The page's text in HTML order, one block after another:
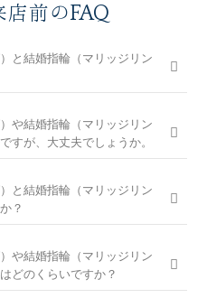
店前のFAQ
と結婚指輪（マリッジリン
ージャスまで、豊富なラインナ
プションを組み合わせると数万
を叶える婚約指輪と結婚指輪を
のは一部の商品です。
グはこちら
や結婚指輪（マリッジリン
すが、大丈夫でしょうか。
やライフスタイル、ご予算等を
ザインをご提案させていただき
座ダイヤモンドシライシだから
と好きを同時に叶えるパーフェ
ございます。銀座ダイヤモンド
と結婚指輪（マリッジリン
？
てから概ね1か月～2ヶ月程いた
ロポーズの際に贈られる場合
婚指輪をご入籍や両家顔合わせ
や結婚指輪（マリッジリン
どのくらいですか？